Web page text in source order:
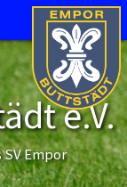
e.V.
Empor